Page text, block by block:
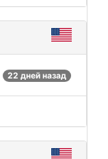
22 дней назад